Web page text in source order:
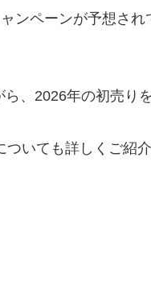
ンペーンが予想さ
、2026年の初売り
いても詳しくご紹介